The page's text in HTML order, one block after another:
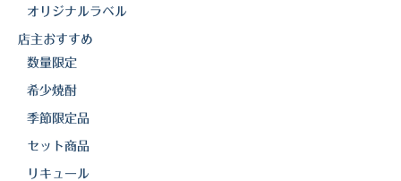
オリジナルラベル
店主おすすめ
数量限定
希少焼酎
季節限定品
セット商品
リキュール